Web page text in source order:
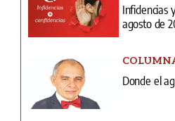
Infidencias
agosto de
Donde el